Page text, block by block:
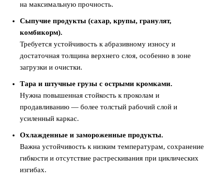
на максимальную прочность.
Сыпучие продукты (сахар, крупы, гранулят,
комбикорм).
Требуется устойчивость к абразивному износу и
достаточная толщина верхнего слоя, особенно в зоне
загрузки и очистки.
Тара и штучные грузы с острыми кромками.
Нужна повышенная стойкость к проколам и
продавливанию — более толстый рабочий слой и
усиленный каркас.
Охлажденные и замороженные продукты.
Важна устойчивость к низким температурам, сохранение
гибкости и отсутствие растрескивания при циклических
изгибах.